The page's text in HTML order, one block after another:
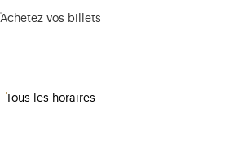
Achetez vos billets
Tous les horaires